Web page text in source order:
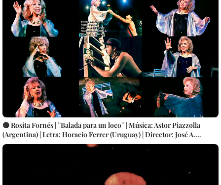
🟢 Rosita Fornés | ¨Balada para un loco¨ | Música: Astor Piazzolla
(Argentina) | Letra: Horacio Ferrer (Uruguay) | Director: José A.
Jiménez | Videoclip | Música | Artistas Cubanos | Canción | CUBA